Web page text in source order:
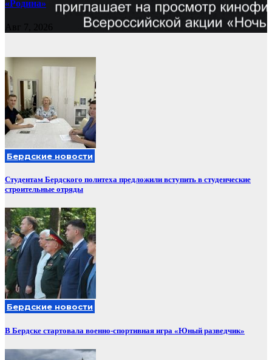
«Родина»
Авг 7, 2026
Бердские новости
Студентам Бердского политеха предложили вступить в студенческие
строительные отряды
Бердские новости
В Бердске стартовала военно-спортивная игра «Юный разведчик»